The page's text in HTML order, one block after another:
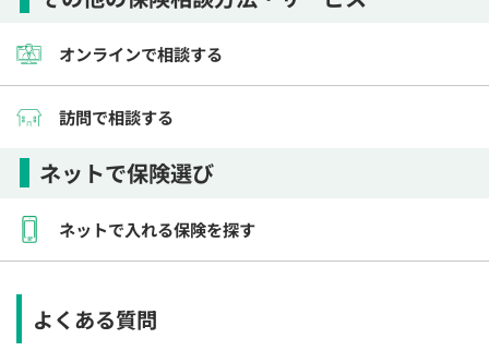
オンラインで相談する
訪問で相談する
ネットで保険選び
ネットで入れる保険を探す
よくある質問